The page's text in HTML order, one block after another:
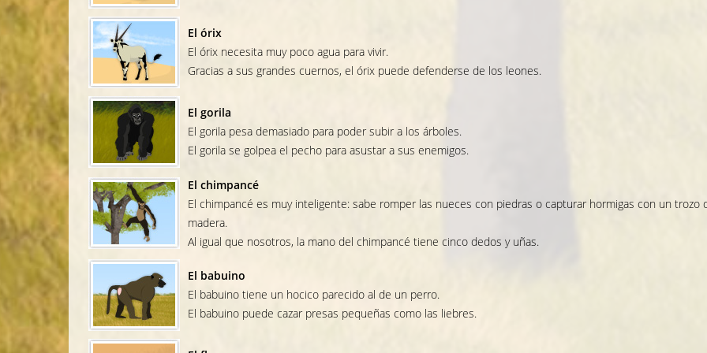
El órix
El órix necesita muy poco agua para vivir.
Gracias a sus grandes cuernos, el órix puede defenderse de los leones.
El gorila
El gorila pesa demasiado para poder subir a los árboles.
El gorila se golpea el pecho para asustar a sus enemigos.
El chimpancé
El chimpancé es muy inteligente: sabe romper las nueces con piedras o capturar hormigas con un trozo
madera.
Al igual que nosotros, la mano del chimpancé tiene cinco dedos y uñas.
El babuino
El babuino tiene un hocico parecido al de un perro.
El babuino puede cazar presas pequeñas como las liebres.